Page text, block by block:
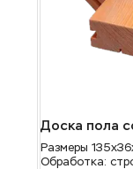
Доска пола
Размеры
Обработка: